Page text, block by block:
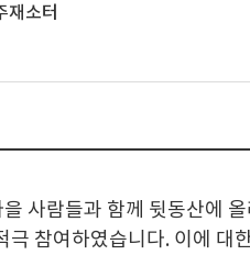
재소터
사람들과 함께 뒷동산에
참여하였습니다. 이에 대